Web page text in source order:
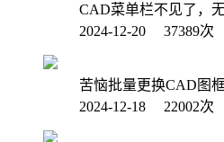
CAD菜单栏不见了，
2024-12-20 37389次
苦恼批量更换CAD图
2024-12-18 22002次